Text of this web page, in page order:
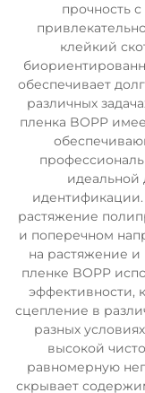
прочность
клейкий
обеспечивает
различных
пленка BOPP
идеальной
растяжение
и поперечном
на растяжение и
пленке BOPP
эффективности,
сцепление в
разных
высокой
равномерную
скрывает